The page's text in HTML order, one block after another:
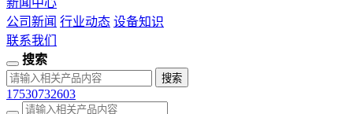
新闻中心
公司新闻 行业动态 设备知识
联系我们
搜索
17530732603